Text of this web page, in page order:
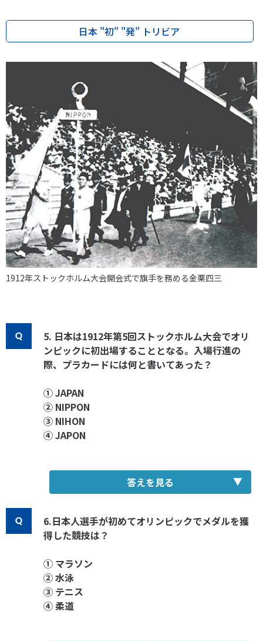
日本 "初" "発" トリビア
1912年ストックホルム大会開会式で旗手を務める金栗四三
5. 日本は1912年第5回ストックホルム大会でオリ
ンピックに初出場することとなる。入場行進の
際、プラカードには何と書いてあった？
① JAPAN
② NIPPON
③ NIHON
④ JAPON
答えを見る
6.日本人選手が初めてオリンピックでメダルを獲
得した競技は？
① マラソン
② 水泳
③ テニス
④ 柔道